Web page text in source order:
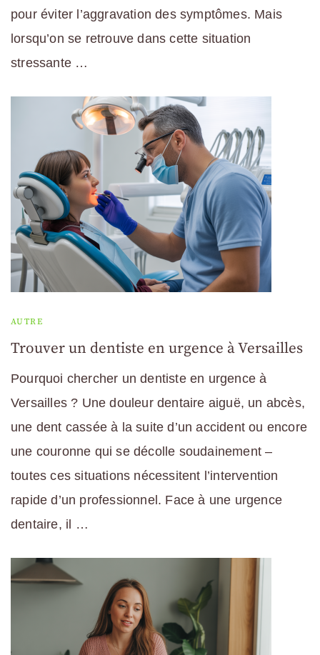
pour éviter l’aggravation des symptômes. Mais
lorsqu’on se retrouve dans cette situation
stressante …
AUTRE
Trouver un dentiste en urgence à Versailles
Pourquoi chercher un dentiste en urgence à
Versailles ? Une douleur dentaire aiguë, un abcès,
une dent cassée à la suite d’un accident ou encore
une couronne qui se décolle soudainement –
toutes ces situations nécessitent l’intervention
rapide d’un professionnel. Face à une urgence
dentaire, il …